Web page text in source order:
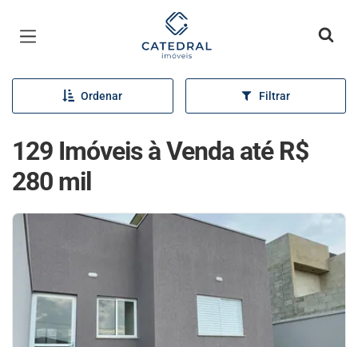
Página inicial
Ordenar Filtrar
129 Imóveis à Venda até R$
280 mil